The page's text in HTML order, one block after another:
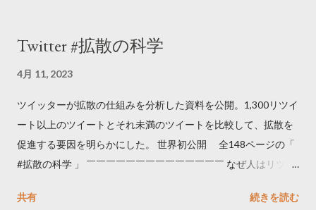
Twitter #拡散の科学
4月 11, 2023
ツイッターが拡散の仕組みを分析した資料を公開。1,300リツイ
ート以上のツイートとそれ未満のツイートを比較して、拡散を
促進する要因を明らかにした。 世界初公開 全148ページの「
#拡散の科学 」 ￣￣￣￣￣￣￣￣￣￣￣￣￣￣ なぜ人はリツイ
学しました。 ー バズの目安は1300リツイート ー 人は16の熱量
共有 続きを読む